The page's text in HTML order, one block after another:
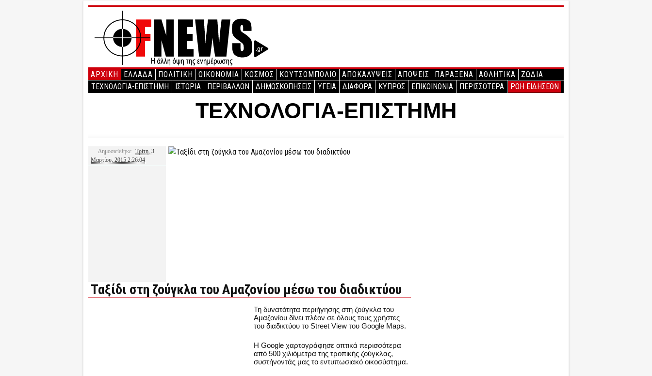
ΑΡΧΙΚΉ ΕΛΛΑΔΑ ΠΟΛΙΤΙΚΗ ΟΙΚΟΝΟΜΙΑ ΚΟΣΜΟΣ ΚΟΥΤΣΟΜΠΟΛΙΟ ΑΠΟΚΑΛΥΨΕΙΣ ΑΠΟΨΕΙΣ ΠΑΡΑΞΕΝΑ ΑΘΛΗΤΙΚΑ
ΖΩΔΙΑ
ΤΕΧΝΟΛΟΓΙΑ-ΕΠΙΣΤΗΜΗ
ΙΣΤΟΡΙΑ ΠΕΡΙΒΑΛΛΟΝ ΔΗΜΟΣΚΟΠΗΣΕΙΣ ΥΓΕΙΑ ΔΙΑΦΟΡΑ ΚΥΠΡΟΣ ΕΠΙΚΟΙΝΩΝΙΑ ΠΕΡΙΣΣΟΤΕΡΑ ΡΟΗ ΕΙΔΗΣΕΩΝ
ΤΕΧΝΟΛΟΓΙΑ-ΕΠΙΣΤΗΜΗ
Δημοσιεύθηκε Τρίτη, 3
Μαρτίου, 2015 2:26:04
Ταξίδι στη ζούγκλα του Αμαζονίου μέσω του διαδικτύου
Τη δυνατότητα περιήγησης στη ζούγκλα του
Αμαζονίου δίνει πλέον σε όλους τους χρήστες
του διαδικτύου το Street View του Google Maps.
Η Google χαρτογράφησε οπτικά περισσότερα
από 500 χιλιόμετρα της τροπικής ζούγκλας,
συστήνοντάς μας το εντυπωσιακό οικοσύστημα.